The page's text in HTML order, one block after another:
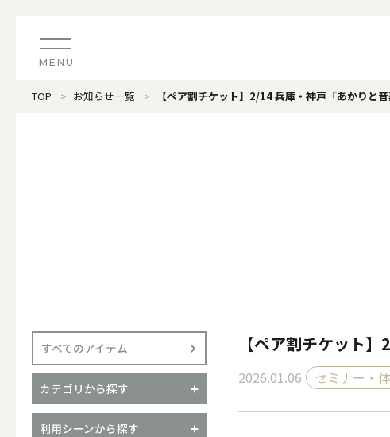
MENU
（ブランド）YURAGI《ゆらぎ
TOP お知らせ一覧 【ペア割チケット】2/14 兵庫・神戸「あかりと
すべてのアイテム
カテゴリから探す
利用シーンから探す
【ペア割チケット
2026.01.06 セミナー・